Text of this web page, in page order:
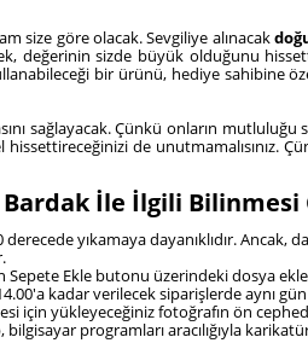
size göre olacak. Sevgiliye alınacak
değerinin sizde büyük olduğunu
bir ürünü, hediye sahibine
sağlayacak. Çünkü onların
de unutmamalısınız.
İle İlgili Bilinmesi
yıkamaya dayanıklıdır. Ancak,
Ekle butonu üzerindeki dosya
kadar verilecek siparişlerde aynı
için yükleyeceğiniz fotoğrafın ön
programları aracılığıyla karikatür